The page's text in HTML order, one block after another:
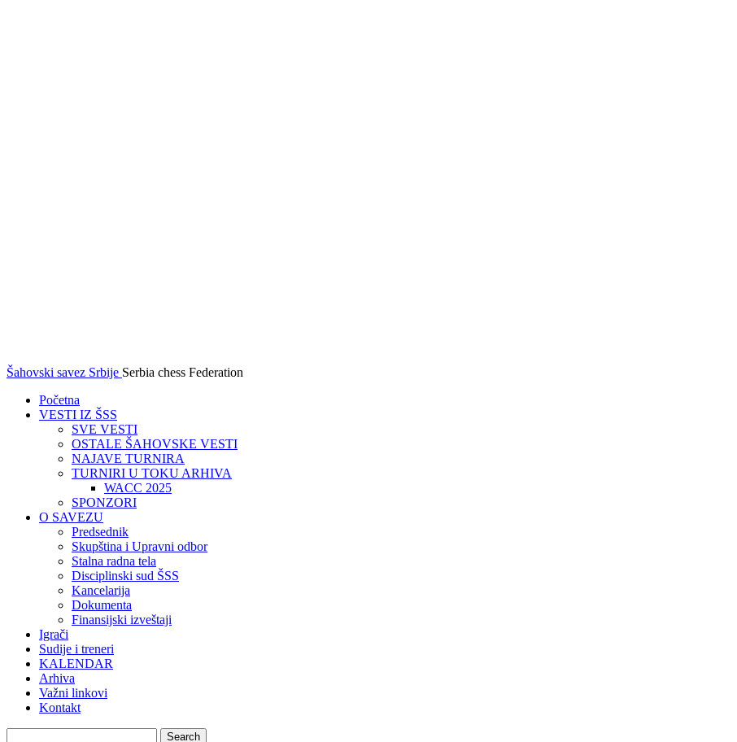
Šahovski savez Srbije Serbia chess Federation
Početna
VESTI IZ ŠSS
SVE VESTI
OSTALE ŠAHOVSKE VESTI
NAJAVE TURNIRA
TURNIRI U TOKU ARHIVA
WACC 2025
SPONZORI
O SAVEZU
Predsednik
Skupština i Upravni odbor
Stalna radna tela
Disciplinski sud ŠSS
Kancelarija
Dokumenta
Finansijski izveštaji
Igrači
Sudije i treneri
KALENDAR
Arhiva
Važni linkovi
Kontakt